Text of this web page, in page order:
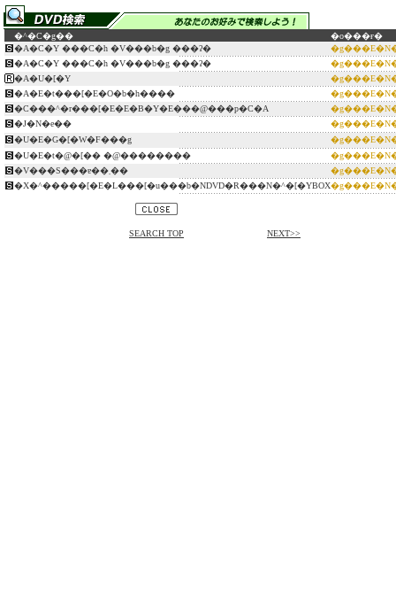
�^�C�g��
�o���ғ�
�A�C�Y ���C�h �V���b�g ���ʔ�
�A�C�Y ���C�h �V���b�g ���ʔ�
�A�U�[�Y
�A�E�t���[�E�O�b�h����
�C���^�r���[�E�E�B�Y�E���@���p�C�A
�J�N�e��
�U�E�G�[�W�F���g
�U�E�t�@�[�� �@��������
�V���S���ɐ��܂��
�X�^�����[�E�L���[�u���b�NDVD�R���N�^�[�YBOX
SEARCH TOP NEXT>>